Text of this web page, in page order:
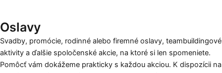
Oslavy
Svadby, promócie, rodinné alebo firemné oslavy, teambuildingové
aktivity a ďalšie spoločenské akcie, na ktoré si len spomeniete.
Pomôcť vám dokážeme prakticky s každou akciou. K dispozícii na